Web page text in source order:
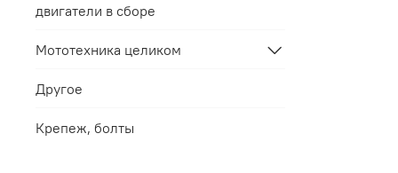
двигатели в сборе
Мототехника целиком
Другое
Крепеж, болты